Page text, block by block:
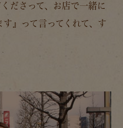
ださって、お店で一緒に
』って言ってくれて、す